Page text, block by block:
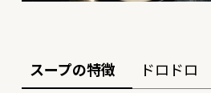
スープの特徴
ドロドロ